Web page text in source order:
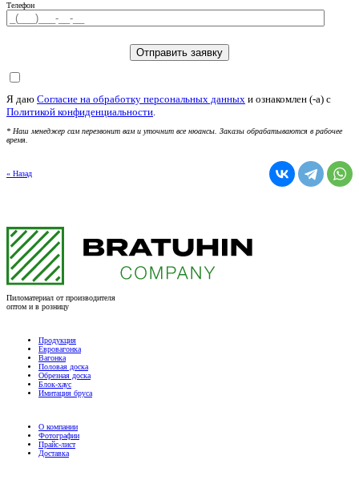
Телефон
Я даю Согласие на обработку персональных данных и ознакомлен (-а) c
Политикой конфиденциальности.
* Наш менеджер сам перезвонит вам и уточнит все нюансы. Заказы обрабатываются в рабочее
время.
« Назад
Пиломатериал от производителя
оптом и в розницу
Продукция
Евровагонка
Вагонка
Половая доска
Обрезная доска
Блок-хаус
Имитация бруса
О компании
Фотографии
Прайс-лист
Доставка